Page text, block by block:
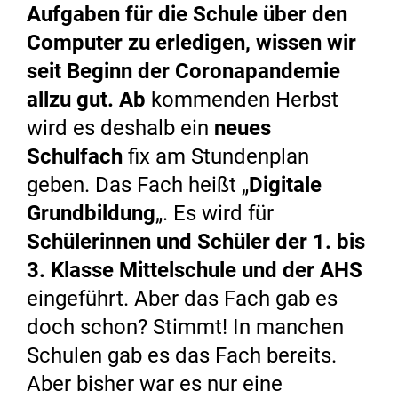
Aufgaben für die Schule über den
Computer zu erledigen, wissen wir
seit Beginn der Coronapandemie
allzu gut. Ab kommenden Herbst
wird es deshalb ein neues
Schulfach fix am Stundenplan
geben. Das Fach heißt „Digitale
Grundbildung„. Es wird für
Schülerinnen und Schüler der 1. bis
3. Klasse Mittelschule und der AHS
eingeführt. Aber das Fach gab es
doch schon? Stimmt! In manchen
Schulen gab es das Fach bereits.
Aber bisher war es nur eine